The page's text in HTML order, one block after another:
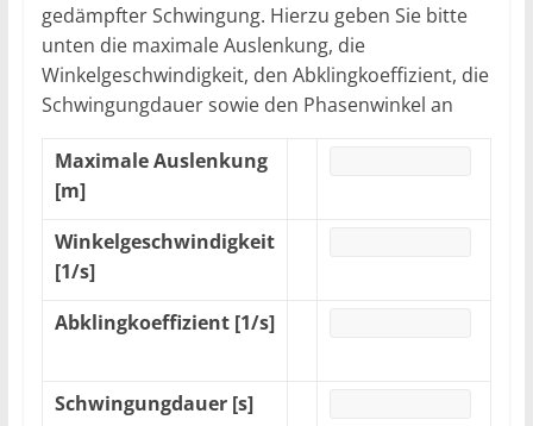
gedämpfter Schwingung. Hierzu geben Sie bitte
unten die maximale Auslenkung, die
Winkelgeschwindigkeit, den Abklingkoeffizient, die
Schwingungdauer sowie den Phasenwinkel an
Maximale Auslenkung
[m]
Winkelgeschwindigkeit
[1/s]
Abklingkoeffizient [1/s]
Schwingungdauer [s]